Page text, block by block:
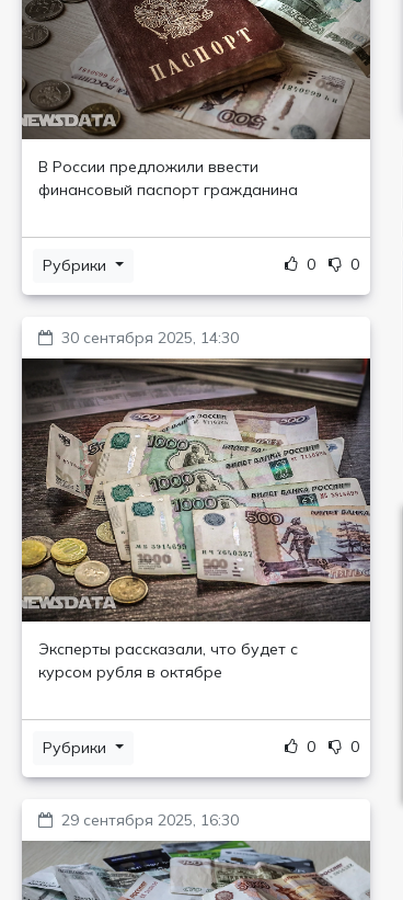
В России предложили ввести
финансовый паспорт гражданина
Рубрики 0 0
30 сентября 2025, 14:30
Эксперты рассказали, что будет с
курсом рубля в октябре
Рубрики 0 0
29 сентября 2025, 16:30